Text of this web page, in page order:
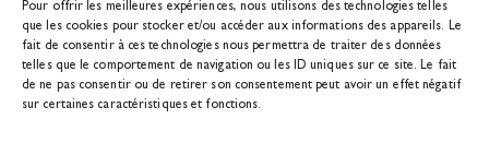
Pour offrir les meilleures expériences, nous utilisons des technologies telles
que les cookies pour stocker et/ou accéder aux informations des appareils. Le
fait de consentir à ces technologies nous permettra de traiter des données
telles que le comportement de navigation ou les ID uniques sur ce site. Le fait
de ne pas consentir ou de retirer son consentement peut avoir un effet négatif
sur certaines caractéristiques et fonctions.
DEVENIR MEMBRE